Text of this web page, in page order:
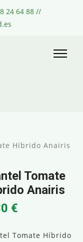
24 64 88 //
Híbrido Anairis
Tomate
Anairis
€
Tomate Híbrido